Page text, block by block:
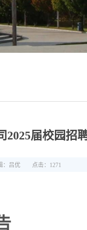
2025届校园招
：吕优 点击： 1271